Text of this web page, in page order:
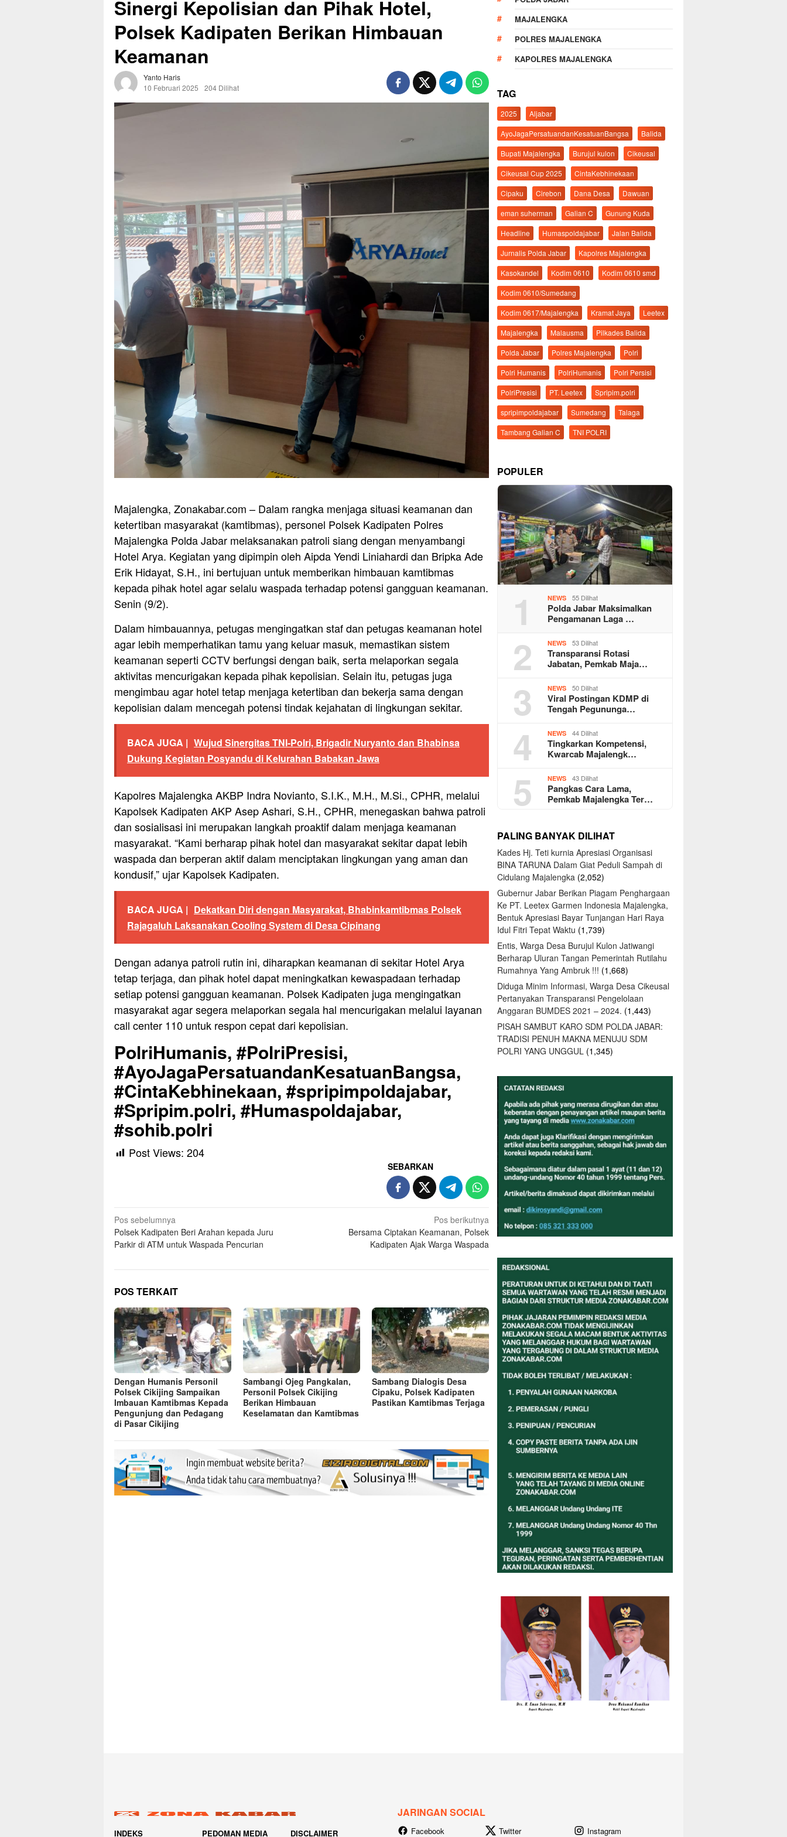
Sinergi Kepolisian dan Pihak Hotel,
Polsek Kadipaten Berikan Himbauan
Keamanan
Yanto Haris
10 Februari 2025
204 Dilihat
Majalengka, Zonakabar.com – Dalam rangka menjaga situasi keamanan dan
ketertiban masyarakat (kamtibmas), personel Polsek Kadipaten Polres
Majalengka Polda Jabar melaksanakan patroli siang dengan menyambangi
Hotel Arya. Kegiatan yang dipimpin oleh Aipda Yendi Liniahardi dan Bripka Ade
Erik Hidayat, S.H., ini bertujuan untuk memberikan himbauan kamtibmas
kepada pihak hotel agar selalu waspada terhadap potensi gangguan keamanan.
Senin (9/2).
Dalam himbauannya, petugas mengingatkan staf dan petugas keamanan hotel
agar lebih memperhatikan tamu yang keluar masuk, memastikan sistem
keamanan seperti CCTV berfungsi dengan baik, serta melaporkan segala
aktivitas mencurigakan kepada pihak kepolisian. Selain itu, petugas juga
mengimbau agar hotel tetap menjaga ketertiban dan bekerja sama dengan
kepolisian dalam mencegah potensi tindak kejahatan di lingkungan sekitar.
BACA JUGA | Wujud Sinergitas TNI-Polri, Brigadir Nuryanto dan Bhabinsa
Dukung Kegiatan Posyandu di Kelurahan Babakan Jawa
Kapolres Majalengka AKBP Indra Novianto, S.I.K., M.H., M.Si., CPHR, melalui
Kapolsek Kadipaten AKP Asep Ashari, S.H., CPHR, menegaskan bahwa patroli
dan sosialisasi ini merupakan langkah proaktif dalam menjaga keamanan
masyarakat. “Kami berharap pihak hotel dan masyarakat sekitar dapat lebih
waspada dan berperan aktif dalam menciptakan lingkungan yang aman dan
kondusif,” ujar Kapolsek Kadipaten.
BACA JUGA | Dekatkan Diri dengan Masyarakat, Bhabinkamtibmas Polsek
Rajagaluh Laksanakan Cooling System di Desa Cipinang
Dengan adanya patroli rutin ini, diharapkan keamanan di sekitar Hotel Arya
tetap terjaga, dan pihak hotel dapat meningkatkan kewaspadaan terhadap
setiap potensi gangguan keamanan. Polsek Kadipaten juga mengingatkan
masyarakat agar segera melaporkan segala hal mencurigakan melalui layanan
call center 110 untuk respon cepat dari kepolisian.
PolriHumanis, #PolriPresisi,
#AyoJagaPersatuandanKesatuanBangsa,
#CintaKebhinekaan, #spripimpoldajabar,
#Spripim.polri, #Humaspoldajabar,
#sohib.polri
Post Views: 204
SEBARKAN
Navigasi
pos
Pos sebelumnya
Polsek Kadipaten Beri Arahan kepada Juru
Parkir di ATM untuk Waspada Pencurian
Pos berikutnya
Bersama Ciptakan Keamanan, Polsek
Kadipaten Ajak Warga Waspada
POS TERKAIT
Dengan Humanis Personil
Polsek Cikijing Sampaikan
Imbauan Kamtibmas Kepada
Pengunjung dan Pedagang
di Pasar Cikijing
Sambangi Ojeg Pangkalan,
Personil Polsek Cikijing
Berikan Himbauan
Keselamatan dan Kamtibmas
Sambang Dialogis Desa
Cipaku, Polsek Kadipaten
Pastikan Kamtibmas Terjaga
MAJALENGKA
POLRES MAJALENGKA
KAPOLRES MAJALENGKA
TAG
2025
Aljabar
AyoJagaPersatuandanKesatuanBangsa
Balida
Bupati Majalengka
Burujul kulon
Cikeusal
Cikeusal Cup 2025
CintaKebhinekaan
Cipaku
Cirebon Dana Desa
Dawuan
eman suherman
Galian C
Gunung Kuda
Headline
Humaspoldajabar
Jalan Balida
Jurnalis Polda Jabar
Kapolres Majalengka
Kasokandel
Kodim 0610
Kodim 0610 smd
Kodim 0610/Sumedang
Kodim 0617/Majalengka
Kramat Jaya
Leetex
Majalengka
Malausma
Pilkades Balida
Polda Jabar
Polres Majalengka
Polri
Polri Humanis
PolriHumanis
Polri Persisi
PolriPresisi
PT. Leetex
Spripim.polri
spripimpoldajabar
Sumedang
Talaga
Tambang Galian C
TNI POLRI
POPULER
1 NEWS 55 Dilihat
Polda Jabar Maksimalkan
Pengamanan Laga …
2 NEWS 53 Dilihat
Transparansi Rotasi
Jabatan, Pemkab Maja…
3 NEWS 50 Dilihat
Viral Postingan KDMP di
Tengah Pegununga…
4 NEWS 44 Dilihat
Tingkarkan Kompetensi,
Kwarcab Majalengk…
5 NEWS 43 Dilihat
Pangkas Cara Lama,
Pemkab Majalengka Ter…
PALING BANYAK DILIHAT
Kades Hj. Teti kurnia Apresiasi Organisasi
BINA TARUNA Dalam Giat Peduli Sampah di
Cidulang Majalengka (2,052)
Gubernur Jabar Berikan Piagam Penghargaan
Ke PT. Leetex Garmen Indonesia Majalengka,
Bentuk Apresiasi Bayar Tunjangan Hari Raya
Idul Fitri Tepat Waktu (1,739)
Entis, Warga Desa Burujul Kulon Jatiwangi
Berharap Uluran Tangan Pemerintah Rutilahu
Rumahnya Yang Ambruk !!! (1,668)
Diduga Minim Informasi, Warga Desa Cikeusal
Pertanyakan Transparansi Pengelolaan
Anggaran BUMDES 2021 – 2024. (1,443)
PISAH SAMBUT KARO SDM POLDA JABAR:
TRADISI PENUH MAKNA MENUJU SDM
POLRI YANG UNGGUL (1,345)
INDEKS PEDOMAN MEDIA DISCLAIMER
JARINGAN SOCIAL
Facebook Twitter Instagram